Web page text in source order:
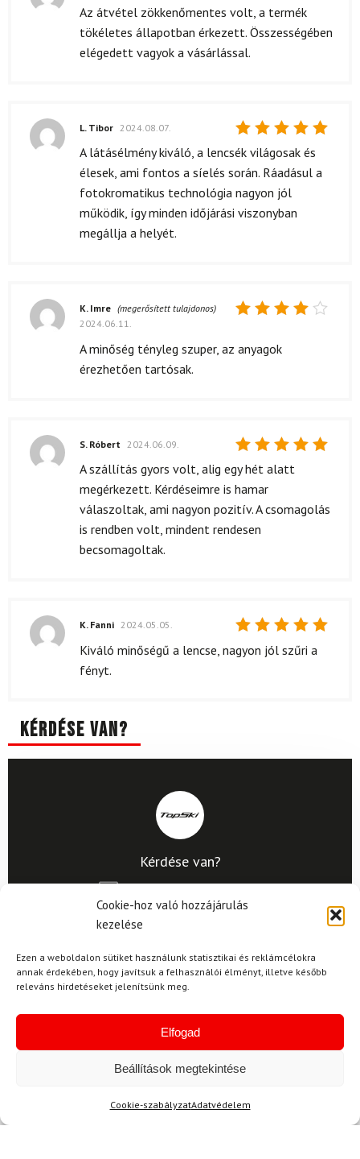
Cookie-hoz való hozzájárulás
kezelése
Ezen a weboldalon sütiket használunk statisztikai és reklámcélokra
annak érdekében, hogy javítsuk a felhasználói élményt, illetve később
releváns hirdetéseket jelenítsünk meg.
Elfogad
Beállítások megtekintése
Cookie-szabályzatAdatvédelem
Értékelés:
/ 5
Az átvétel zökkenőmentes volt, a termék
tökéletes állapotban érkezett. Összességében
elégedett vagyok a vásárlással.
Értékelés:
/ 5
L. Tibor 2024.08.07.
A látásélmény kiváló, a lencsék világosak és
élesek, ami fontos a síelés során. Ráadásul a
fotokromatikus technológia nagyon jól
működik, így minden időjárási viszonyban
megállja a helyét.
4/ 5
K. Imre (megerősített tulajdonos)
2024.06.11.
A minőség tényleg szuper, az anyagok
érezhetően tartósak.
Értékelés:
5
S. Róbert 2024.06.09.
A szállítás gyors volt, alig egy hét alatt
megérkezett. Kérdéseimre is hamar
válaszoltak, ami nagyon pozitív. A csomagolás
is rendben volt, mindent rendesen
becsomagoltak.
Értékelés:
5 / 5
K. Fanni 2024.05.05.
Kiváló minőségű a lencse, nagyon jól szűri a
fényt.
Kérdése van?
Kérdése van?
Név